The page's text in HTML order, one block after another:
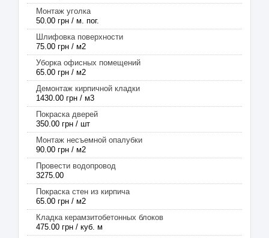
Монтаж уголка
50.00 грн / м. пог.
Шлифовка поверхности
75.00 грн / м2
Уборка офисных помещений
65.00 грн / м2
Демонтаж кирпичной кладки
1430.00 грн / м3
Покраска дверей
350.00 грн / шт
Монтаж несъемной опалубки
90.00 грн / м2
Провести водопровод
3275.00
Покраска стен из кирпича
65.00 грн / м2
Кладка керамзитобетонных блоков
475.00 грн / куб. м